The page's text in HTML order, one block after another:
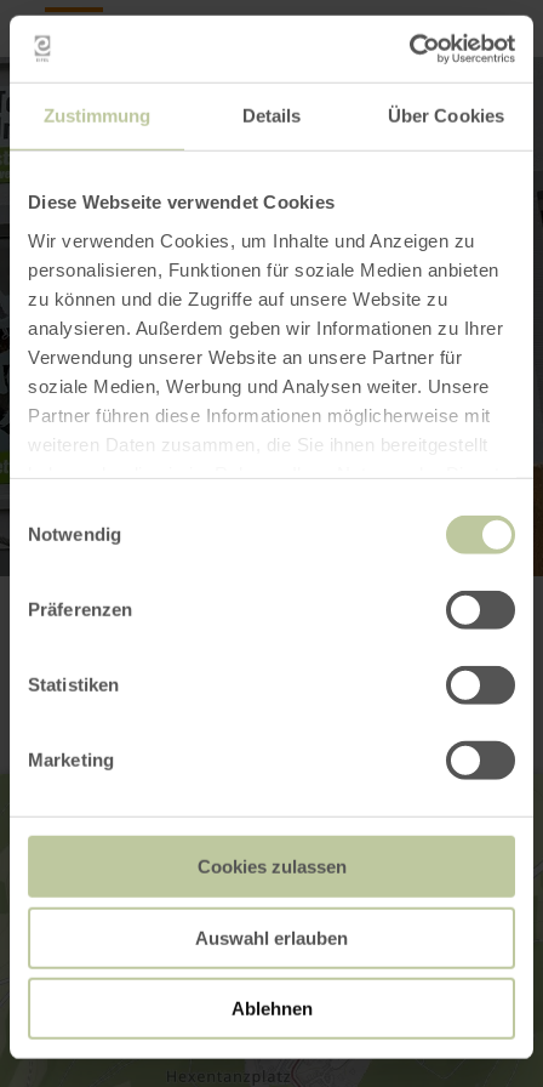
Zustimmung Details Über Cookies
Diese Webseite verwendet Cookies
Wir verwenden Cookies, um Inhalte und Anzeigen zu
personalisieren, Funktionen für soziale Medien anbieten
zu können und die Zugriffe auf unsere Website zu
analysieren. Außerdem geben wir Informationen zu Ihrer
Verwendung unserer Website an unsere Partner für
soziale Medien, Werbung und Analysen weiter. Unsere
Partner führen diese Informationen möglicherweise mit
weiteren Daten zusammen, die Sie ihnen bereitgestellt
Einwilligungsauswahl
Notwendig
Präferenzen
Statistiken
Marketing
Cookies zulassen
Auswahl erlauben
Ablehnen
Contact